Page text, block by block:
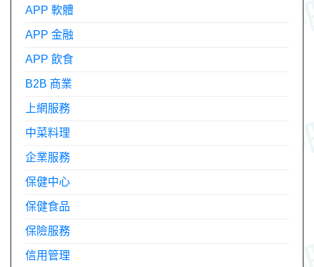
APP 軟體
APP 金融
APP 飲食
B2B 商業
上網服務
中菜料理
企業服務
保健中心
保健食品
保險服務
信用管理